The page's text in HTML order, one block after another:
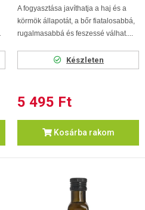
A fogyasztása javíthatja a haj és a
körmök állapotát, a bőr fiatalosabbá,
rugalmasabbá és feszessé válhat....
Készleten
5 495 Ft
Kosárba rakom